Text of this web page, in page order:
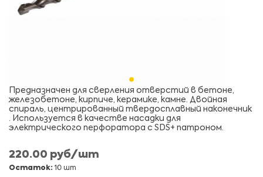
Предназначен для сверления отверстий в бетоне,
железобетоне, кирпиче, керамике, камне. Двойная
спираль, центрированный твердосплавный наконечник
. Используется в качестве насадки для
электрического перфоратора с SDS+ патроном.
220.00 руб/шт
Остаток: 10 шт